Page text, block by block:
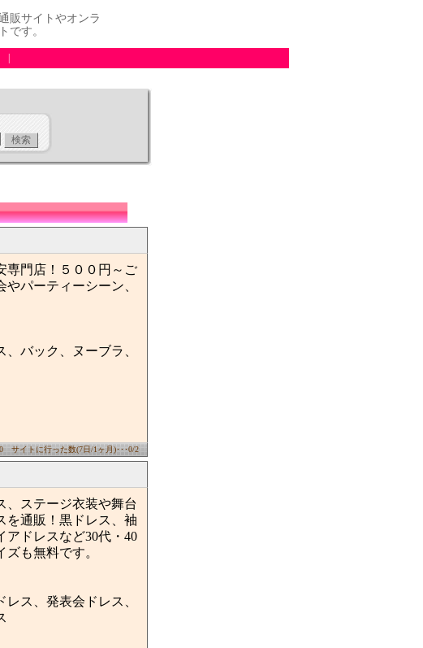
販サイトやオンラ
です。
専門店！５００円～ご
パーティーシーン、
バック、ヌーブラ、
サイトに行った数(7日/1ヶ月)･･･0/2
、ステージ衣装や舞台
を通販！黒ドレス、袖
ドレスなど30代・40
も無料です。
ス、発表会ドレス、